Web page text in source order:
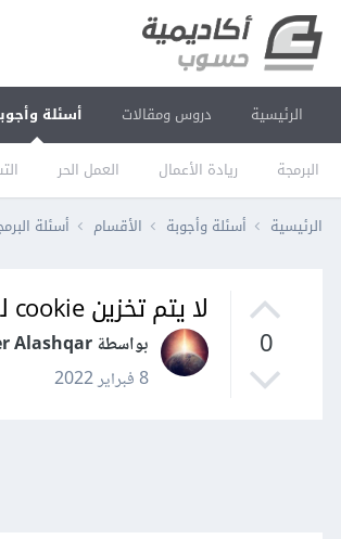
الرئيسية دروس ومقالات أسئلة
البرمجة ريادة الأعمال العمل الحر
الرئيسية أسئلة وأجوبة الأقسام أسئلة
0
لا يتم تخزين cookie لدي في المتصفح / تطبيق كوردوفا
بواسطة Samer Alashqar
8 فبراير 2022